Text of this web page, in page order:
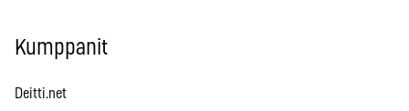
Kumppanit
Deitti.net